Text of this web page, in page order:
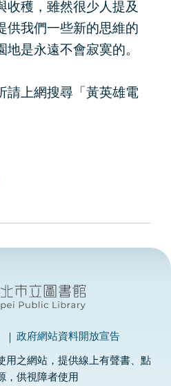
收穫，雖然很少人提及
供我們一些新的思維的
是永遠不會寂寞的。
請上網搜尋「黃英雄電
政府網站資料開放宣告
用之網站，提供線上有聲書、點
，供視障者使用